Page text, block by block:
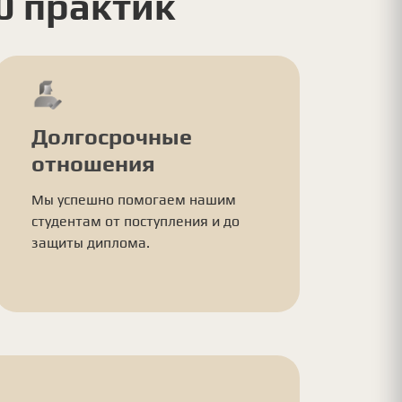
Долгосрочные
отношения
Мы успешно помогаем нашим
студентам от поступления и до
защиты диплома.